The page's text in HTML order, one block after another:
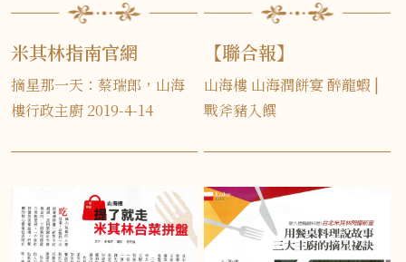
米其林指南官網
摘星那一天：蔡瑞郎，山海
樓行政主廚 2019-4-14
【聯合報】
山海樓 山海潤餅宴 醉龍蝦 |
戰斧豬入饌